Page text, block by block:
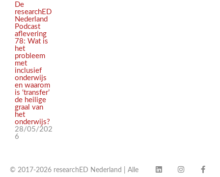
De
researchED
Nederland
Podcast
aflevering
78: Wat is
het
probleem
met
inclusief
onderwijs
en waarom
is ‘transfer’
de heilige
graal van
het
onderwijs?
28/05/202
6
© 2017-2026 researchED Nederland | Alle